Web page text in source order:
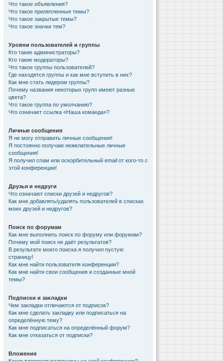
Что такое объявления?
Что такое прилепленные темы?
Что такое закрытые темы?
Что такое значки тем?
Уровни пользователей и группы
Кто такие администраторы?
Кто такие модераторы?
Что такое группы пользователей?
Где находятся группы и как мне вступить в них?
Как мне стать лидером группы?
Почему названия некоторых групп имеют разные
цвета?
Что такое группа по умолчанию?
Что означает ссылка «Наша команда»?
Личные сообщения
Я не могу отправить личные сообщения!
Я постоянно получаю нежелательные личные
сообщения!
Я получил спам или оскорбительный email от кого-то с
этой конференции!
Друзья и недруги
Что означают списки друзей и недругов?
Как мне добавлять/удалять пользователей в списках
моих друзей и недругов?
Поиск по форумам
Как мне выполнить поиск по форуму или форумам?
Почему мой поиск не даёт результатов?
В результате моего поиска я получил пустую
страницу!
Как мне найти пользователя конференции?
Как мне найти свои сообщения и созданные мной
темы?
Подписки и закладки
Чем закладки отличаются от подписок?
Как мне сделать закладку или подписаться на
определённую тему?
Как мне подписаться на определённый форум?
Как мне отказаться от подписки?
Вложения